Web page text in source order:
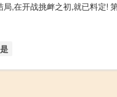
,在开战挑衅之初,就已料定!